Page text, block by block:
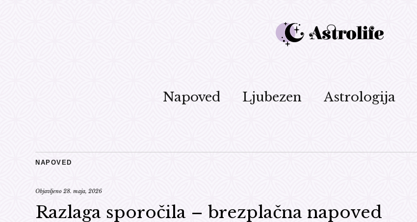
Napoved Ljubezen Astrologija
NAPOVED
Objavljeno 28. maja, 2026
Razlaga sporočila – brezplačna napoved